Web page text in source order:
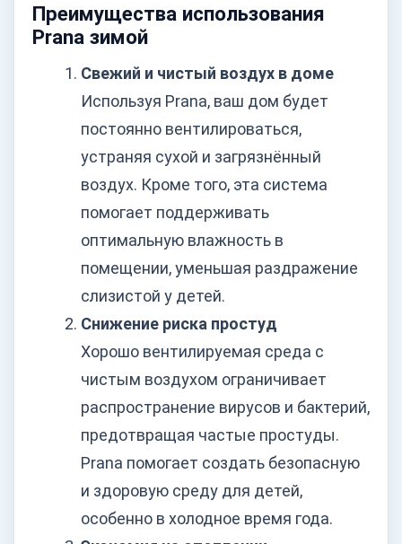
Преимущества использования
Prana зимой
Свежий и чистый воздух в доме
Используя Prana, ваш дом будет
постоянно вентилироваться,
устраняя сухой и загрязнённый
воздух. Кроме того, эта система
помогает поддерживать
оптимальную влажность в
помещении, уменьшая раздражение
слизистой у детей.
Снижение риска простуд
Хорошо вентилируемая среда с
чистым воздухом ограничивает
распространение вирусов и бактерий,
предотвращая частые простуды.
Prana помогает создать безопасную
и здоровую среду для детей,
особенно в холодное время года.